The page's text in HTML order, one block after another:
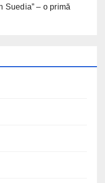
Suedia” – o primă